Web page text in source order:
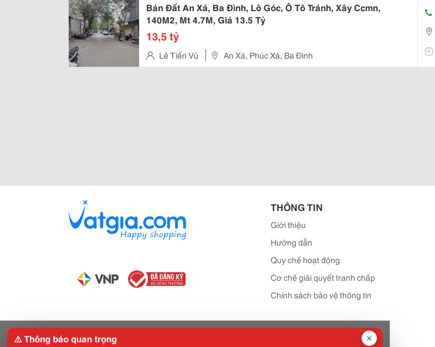
Bán Đất An Xá, Ba Đình, Lô Góc, Ô Tô Tránh, Xây Ccmn,
140M2, Mt 4.7M, Giá 13.5 Tỷ
13,5 tỷ
Lê Tiến Vũ An Xá, Phúc Xá, Ba Đình
THÔNG TIN
Giới thiệu
Hướng dẫn
Quy chế hoạt động
Cơ chế giải quyết tranh chấp
Chính sách bảo vệ thông tin
⚠️ Thông báo quan trọng